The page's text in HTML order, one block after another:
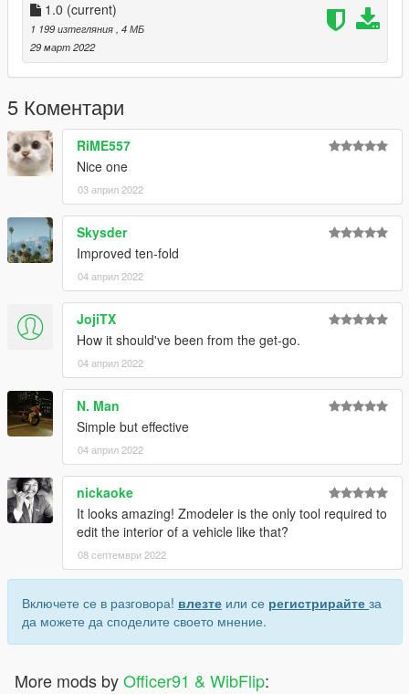
1.0 (current)
1 199 изтегляния , 4 МБ
29 март 2022
5 Коментари
RiME557
Nice one
03 април 2022
Skysder
Improved ten-fold
04 април 2022
JojiTX
How it should've been from the get-go.
04 април 2022
N. Man
Simple but effective
04 април 2022
nickaoke
It looks amazing! Zmodeler is the only tool required to
edit the interior of a vehicle like that?
08 септември 2022
Включете се в разговора! влезте или се регистрирайте за
да можете да споделите своето мнение.
More mods byOfficer91 & WibFlip: